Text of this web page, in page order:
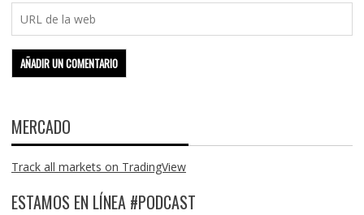
MERCADO
Track all markets on TradingView
ESTAMOS EN LÍNEA #PODCAST